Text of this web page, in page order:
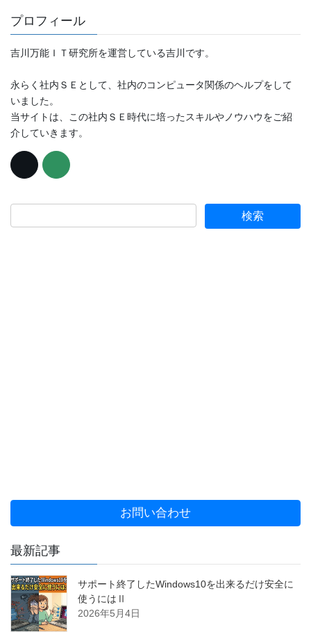
プロフィール
吉川万能ＩＴ研究所を運営している吉川です。
永らく社内ＳＥとして、社内のコンピュータ関係のヘルプをして
いました。
当サイトは、この社内ＳＥ時代に培ったスキルやノウハウをご紹
介していきます。
お問い合わせ
最新記事
サポート終了したWindows10を出来るだけ安全に
使うにはⅡ
2026年5月4日